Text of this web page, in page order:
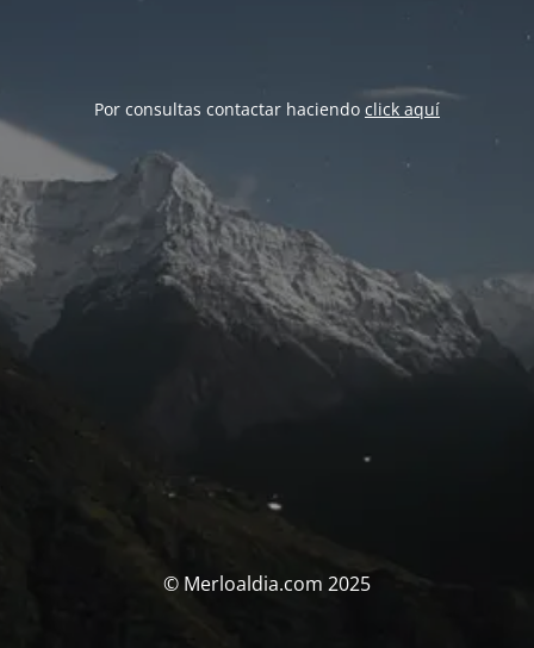
Por consultas contactar haciendo click aquí
© Merloaldia.com 2025